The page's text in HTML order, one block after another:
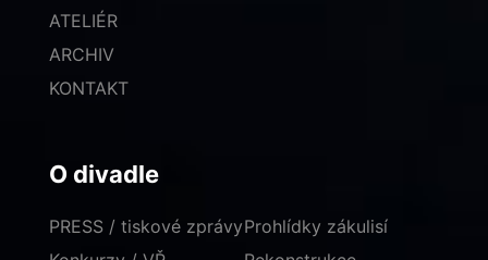
ATELIÉR
ARCHIV
KONTAKT
O divadle
PRESS / tiskové zprávyProhlídky zákulisí